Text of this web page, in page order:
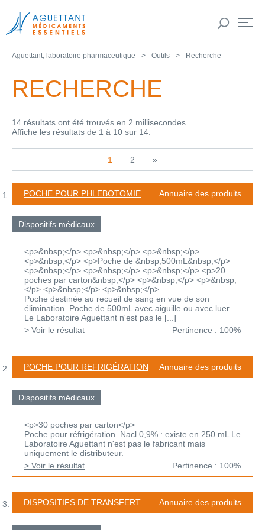
Aguettant, laboratoire pharmaceutique Outils Recherche
RECHERCHE
14 résultats ont été trouvés en 2 millisecondes.
Affiche les résultats de 1 à 10 sur 14.
1 2 »
POCHE POUR PHLEBOTOMIE Annuaire des produits
Dispositifs médicaux
<p>&nbsp;</p> <p>&nbsp;</p> <p>&nbsp;</p>
<p>&nbsp;</p> <p>Poche de &nbsp;500mL&nbsp;</p>
<p>&nbsp;</p> <p>&nbsp;</p> <p>&nbsp;</p> <p>20
poches par carton&nbsp;</p> <p>&nbsp;</p> <p>&nbsp;
</p> <p>&nbsp;</p> <p>&nbsp;</p>
Poche destinée au recueil de sang en vue de son
élimination Poche de 500mL avec aiguille ou avec luer
Le Laboratoire Aguettant n'est pas le [...]
> Voir le résultat
Pertinence : 100%
POCHE POUR REFRIGÉRATION Annuaire des produits
Dispositifs médicaux
<p>30 poches par carton</p>
Poche pour réfrigération Nacl 0,9% : existe en 250 mL Le
Laboratoire Aguettant n'est pas le fabricant mais
uniquement le distributeur.
> Voir le résultat
Pertinence : 100%
DISPOSITIFS DE TRANSFERT Annuaire des produits